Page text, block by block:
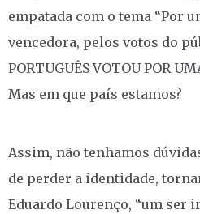
empatada com o tema “Por
vencedora, pelos votos do
PORTUGUÊS VOTOU POR
Mas em que país estamos?
Assim, não tenhamos
de perder a identidade,
Eduardo Lourenço, “um ser